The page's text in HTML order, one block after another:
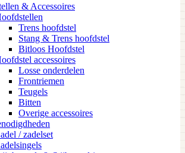
& Accessoires
Trens hoofdstel
Stang & Trens hoofdstel
Bitloos Hoofdstel
accessoires
Losse onderdelen
Frontriemen
Teugels
Bitten
Overige accessoires
/ zadelset